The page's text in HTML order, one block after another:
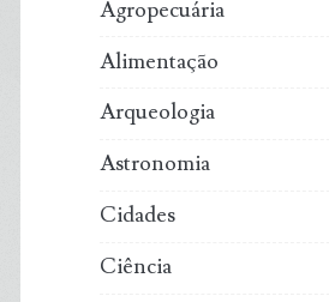
Agropecuária
Alimentação
Arqueologia
Astronomia
Cidades
Ciência